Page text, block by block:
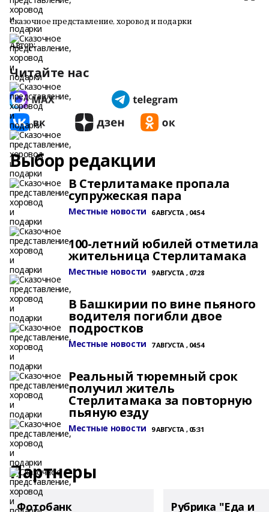
Сказочное представление, хоровод и подарки
Автор:
Читайте нас
Выбор редакции
В Стерлитамаке пропала
супружеская пара
Местные новости 6 АВГУСТА , 04:54
100-летний юбилей отметила
жительница Стерлитамака
Местные новости 9 АВГУСТА , 07:28
В Башкирии по вине пьяного
водителя погибли двое
подростков
Местные новости 7 АВГУСТА , 04:54
Реальный тюремный срок
получил житель
Стерлитамака за повторную
пьяную езду
Местные новости 9 АВГУСТА , 05:31
Партнеры
Фотобанк Рубрика "Еда и